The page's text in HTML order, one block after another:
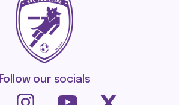
Follow our socials